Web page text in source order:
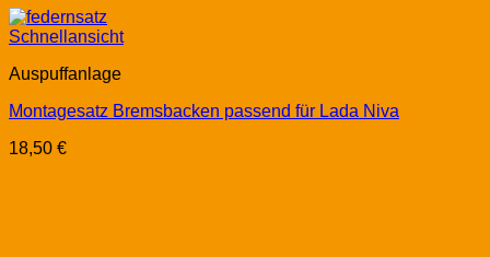
Schnellansicht
Auspuffanlage
Montagesatz Bremsbacken passend für Lada Niva
18,50 €